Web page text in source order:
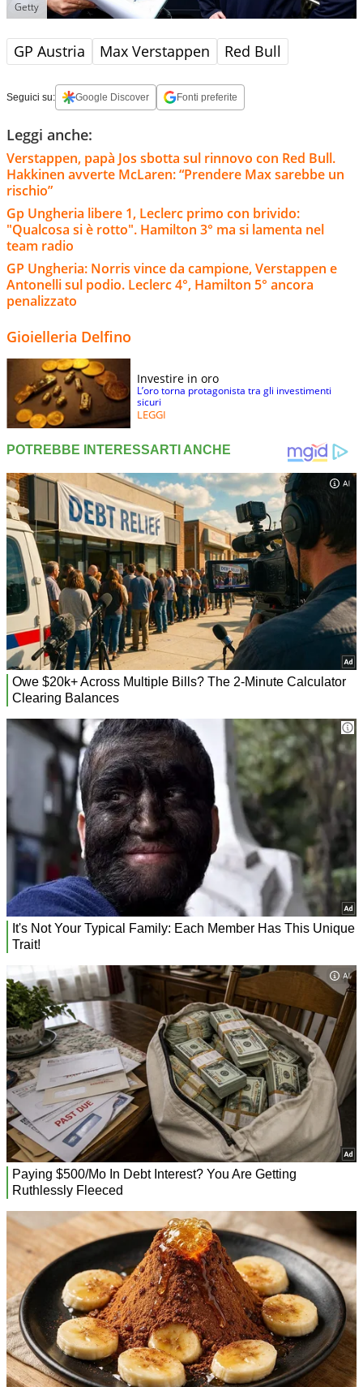
Getty
GP Austria Max Verstappen Red Bull
Seguici su: Google Discover Fonti preferite
Leggi anche:
Verstappen, papà Jos sbotta sul rinnovo con Red Bull.
Hakkinen avverte McLaren: “Prendere Max sarebbe un
rischio”
Gp Ungheria libere 1, Leclerc primo con brivido:
"Qualcosa si è rotto". Hamilton 3° ma si lamenta nel
team radio
GP Ungheria: Norris vince da campione, Verstappen e
Antonelli sul podio. Leclerc 4°, Hamilton 5° ancora
penalizzato
Gioielleria Delfino
Investire in oro
L’oro torna protagonista tra gli investimenti
sicuri
LEGGI